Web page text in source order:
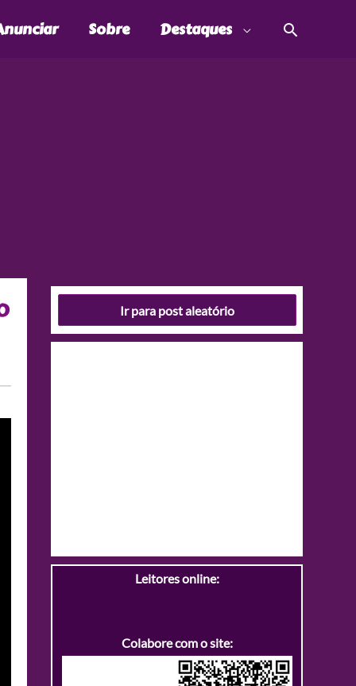
Sobre Destaques
Ir para post aleatório
Leitores online:
Colabore com o site: